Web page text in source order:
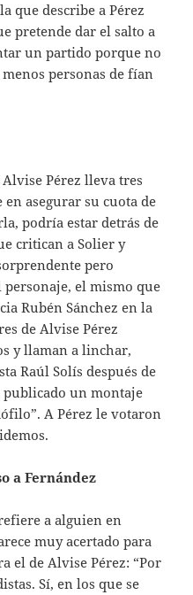
que describe a Pérez
pretende dar el salto a
un partido porque no
personas de fían
Pérez lleva tres
asegurar su cuota de
podría estar detrás de
critican a Solier y
pero
el mismo que
Rubén Sánchez en la
de Alvise Pérez
y llaman a linchar,
Raúl Solís después de
un montaje
A Pérez le votaron
a Fernández
a alguien en
muy acertado para
el de Alvise Pérez: “Por
Sí, en los que se